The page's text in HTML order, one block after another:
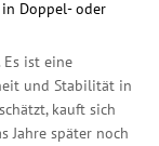
in Doppel- oder
Es ist eine
und Stabilität in
kauft sich
Jahre später noch